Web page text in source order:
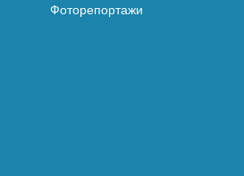
Фоторепортажи